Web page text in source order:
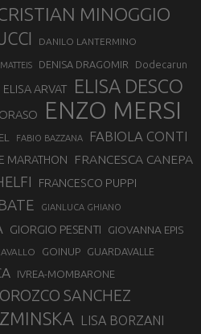
MINOGGIO
DANILO LANTERMINO
DENISA DRAGOMIR Dodecarun
ELISA ARVAT ELISA DESCO
ENZO MERSI
FABIO BAZZANA FABIOLA CONTI
MARATHON FRANCESCA CANEPA
FRANCESCO PUPPI
GIANLUCA GHIANO
GIORGIO PESENTI GIOVANNA EPIS
GOINUP GUARDAVALLE
IVREA-MOMBARONE
SANCHEZ
LISA BORZANI